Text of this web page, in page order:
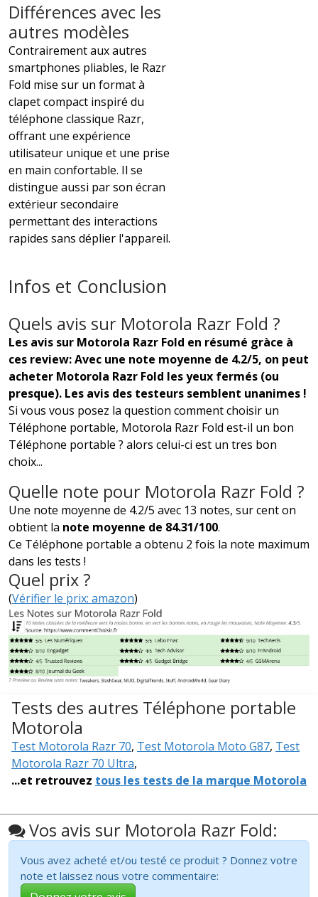
Différences avec les
autres modèles
Contrairement aux autres
smartphones pliables, le Razr
Fold mise sur un format à
clapet compact inspiré du
téléphone classique Razr,
offrant une expérience
utilisateur unique et une prise
en main confortable. Il se
distingue aussi par son écran
extérieur secondaire
permettant des interactions
rapides sans déplier l'appareil.
Infos et Conclusion
Quels avis sur Motorola Razr Fold ?
Les avis sur Motorola Razr Fold en résumé gràce à
ces review: Avec une note moyenne de 4.2/5, on peut
acheter Motorola Razr Fold les yeux fermés (ou
presque). Les avis des testeurs semblent unanimes !
Si vous vous posez la question comment choisir un
Téléphone portable, Motorola Razr Fold est-il un bon
Téléphone portable ? alors celui-ci est un tres bon
choix...
Quelle note pour Motorola Razr Fold ?
Une note moyenne de 4.2/5 avec 13 notes, sur cent on
obtient la note moyenne de 84.31/100.
Ce Téléphone portable a obtenu 2 fois la note maximum
dans les tests !
Quel prix ?
(Vérifier le prix: amazon)
Tests des autres Téléphone portable
Motorola
Test Motorola Razr 70, Test Motorola Moto G87, Test
Motorola Razr 70 Ultra,
...et retrouvez tous les tests de la marque Motorola
Vos avis sur Motorola Razr Fold:
Vous avez acheté et/ou testé ce produit ? Donnez votre
note et laissez nous votre commentaire: